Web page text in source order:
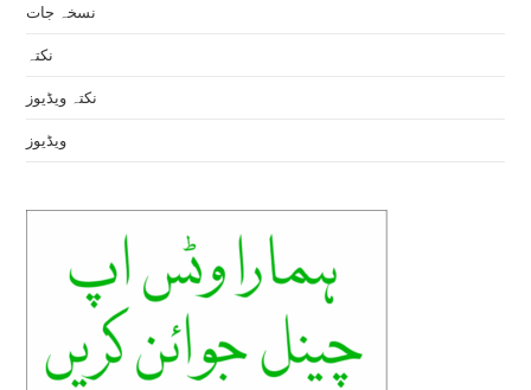
نسخہ جات
نکتہ
نکتہ ویڈیوز
ویڈیوز